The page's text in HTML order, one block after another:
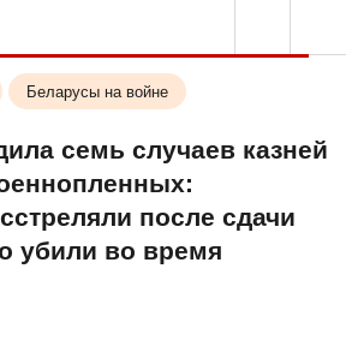
Беларусы на войне
семь случаев казней
после сдачи
убили во время